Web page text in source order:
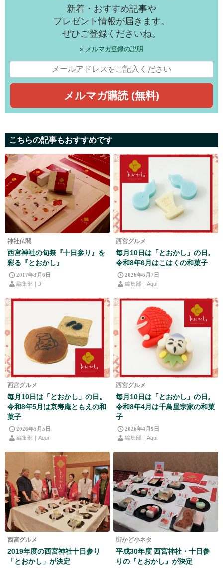
新着・おすすめ記事や
プレゼント情報が届きます。
ぜひご登録くださいね。
» メルマガ登録の説明
こちらの記事もおすすめです
神社仏閣
西宮神社の旬祭『十日参り』を
彩る『とおかし』
2017年3月6日
編集部｜J
西宮グルメ
毎月10日は「とおかし」の日。
令和8年6月はこはくの和菓子
2026年6月7日
編集部｜Aqui
西宮グルメ
毎月10日は「とおかし」の日。
令和8年5月は京寿庵ともえの和
菓子
2026年5月5日
編集部｜Aqui
西宮グルメ
毎月10日は「とおかし」の日。
令和8年4月は千鳥屋宗家の和菓
子
2026年4月9日
編集部｜Aqui
西宮グルメ
2019年度の西宮神社十日参り
「とおかし」が決定
街かど小ネタ
平成30年度 西宮神社・十日参
りの『とおかし』が決定